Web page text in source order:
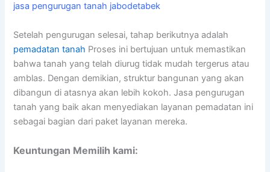
jasa pengurugan tanah jabodetabek
Setelah pengurugan selesai, tahap berikutnya adalah
pemadatan tanah Proses ini bertujuan untuk memastikan
bahwa tanah yang telah diurug tidak mudah tergerus atau
amblas. Dengan demikian, struktur bangunan yang akan
dibangun di atasnya akan lebih kokoh. Jasa pengurugan
tanah yang baik akan menyediakan layanan pemadatan ini
sebagai bagian dari paket layanan mereka.
Keuntungan Memilih kami: